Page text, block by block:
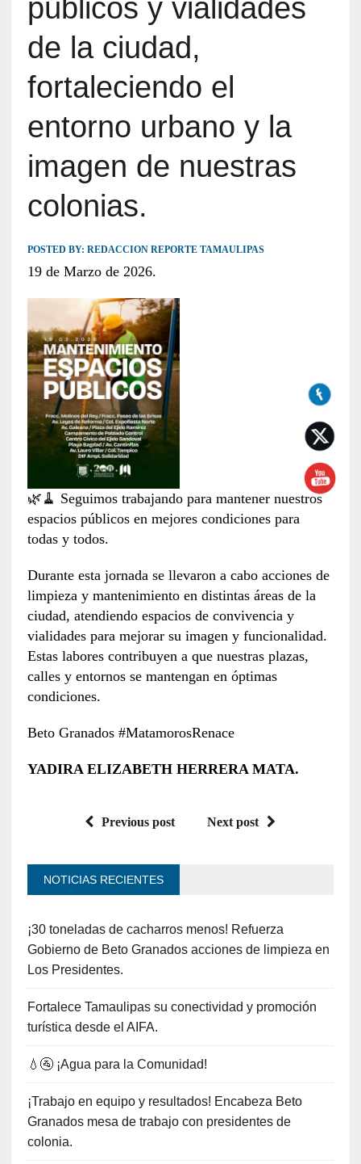
públicos y vialidades
de la ciudad,
fortaleciendo el
entorno urbano y la
imagen de nuestras
colonias.
POSTED BY: REDACCION REPORTE TAMAULIPAS
19 de Marzo de 2026.
🌿🧹 Seguimos trabajando para mantener nuestros
espacios públicos en mejores condiciones para
todas y todos.
Durante esta jornada se llevaron a cabo acciones de
limpieza y mantenimiento en distintas áreas de la
ciudad, atendiendo espacios de convivencia y
vialidades para mejorar su imagen y funcionalidad.
Estas labores contribuyen a que nuestras plazas,
calles y entornos se mantengan en óptimas
condiciones.
Beto Granados #MatamorosRenace
YADIRA ELIZABETH HERRERA MATA.
Previous post Next post
NOTICIAS RECIENTES
¡30 toneladas de cacharros menos! Refuerza
Gobierno de Beto Granados acciones de limpieza en
Los Presidentes.
Fortalece Tamaulipas su conectividad y promoción
turística desde el AIFA.
💧🚰 ¡Agua para la Comunidad!
¡Trabajo en equipo y resultados! Encabeza Beto
Granados mesa de trabajo con presidentes de
colonia.